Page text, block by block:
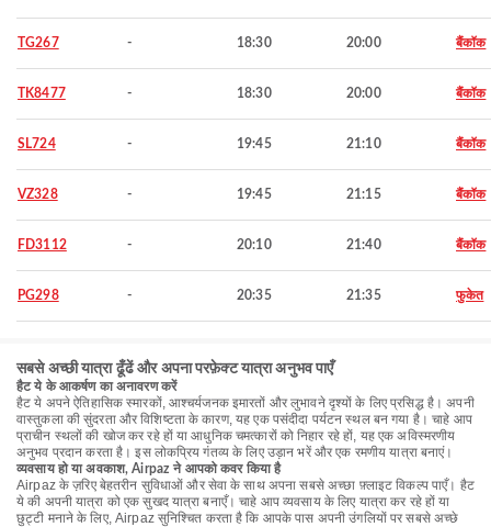
TG267 - 18:30 20:00 बैंकॉक
TK8477 - 18:30 20:00 बैंकॉक
SL724 - 19:45 21:10 बैंकॉक
VZ328 - 19:45 21:15 बैंकॉक
FD3112 - 20:10 21:40 बैंकॉक
PG298 - 20:35 21:35 फुकेत
सबसे अच्छी यात्रा ढूँढें और अपना परफ़ेक्ट यात्रा अनुभव पाएँ
हैट ये के आकर्षण का अनावरण करें
हैट ये अपने ऐतिहासिक स्मारकों, आश्चर्यजनक इमारतों और लुभावने दृश्यों के लिए प्रसिद्ध है। अपनी
वास्तुकला की सुंदरता और विशिष्टता के कारण, यह एक पसंदीदा पर्यटन स्थल बन गया है। चाहे आप
प्राचीन स्थलों की खोज कर रहे हों या आधुनिक चमत्कारों को निहार रहे हों, यह एक अविस्मरणीय
अनुभव प्रदान करता है। इस लोकप्रिय गंतव्य के लिए उड़ान भरें और एक रमणीय यात्रा बनाएं।
व्यवसाय हो या अवकाश, Airpaz ने आपको कवर किया है
Airpaz के ज़रिए बेहतरीन सुविधाओं और सेवा के साथ अपना सबसे अच्छा फ़्लाइट विकल्प पाएँ। हैट
ये की अपनी यात्रा को एक सुखद यात्रा बनाएँ। चाहे आप व्यवसाय के लिए यात्रा कर रहे हों या
छुट्टी मनाने के लिए, Airpaz सुनिश्चित करता है कि आपके पास अपनी उंगलियों पर सबसे अच्छे